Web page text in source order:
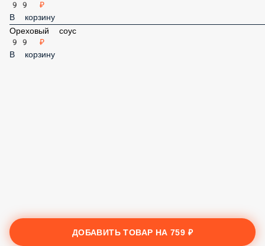
В корзину
Спайси соус(острый)
99 ₽
В корзину
ДОБАВИТЬ ТОВАР НА759 ₽